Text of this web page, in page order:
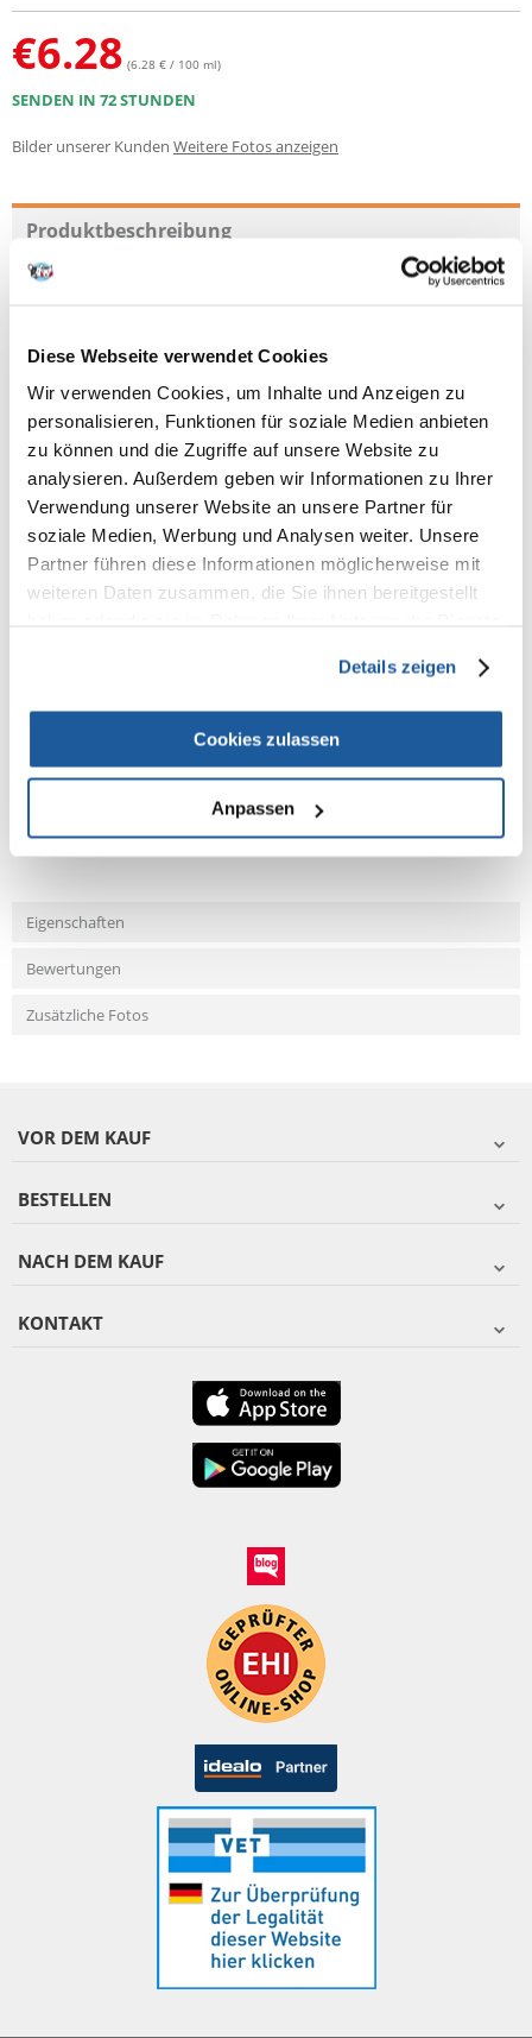
Diese Webseite verwendet Cookies
Wir verwenden Cookies, um Inhalte und Anzeigen zu
personalisieren, Funktionen für soziale Medien anbieten
zu können und die Zugriffe auf unsere Website zu
analysieren. Außerdem geben wir Informationen zu Ihrer
Verwendung unserer Website an unsere Partner für
soziale Medien, Werbung und Analysen weiter. Unsere
Partner führen diese Informationen möglicherweise mit
weiteren Daten zusammen, die Sie ihnen bereitgestellt
Details zeigen
Cookies zulassen
Anpassen
€6.28 (6.28 € / 100 ml)
SENDEN IN 72 STUNDEN
Bilder unserer Kunden Weitere Fotos anzeigen
Produktbeschreibung
Details
Sorgfältig und schonend sonnengetrocknet
Für eine artgerechte Fütterung mit hoher Geschmacksvielfalt
Die perfekte Nahrungsergänzung zu Tetra Hauptfuttersorten wie
TetraMin
Inhaltsstoffe
Sonnengetrocknete Wasserflöhe 100%.
Analytische Bestandteile
NEUE NACHRICHT
Fragen und Antworten (FAQ)
Eigenschaften
Bewertungen
Zusätzliche Fotos
VOR DEM KAUF
BESTELLEN
NACH DEM KAUF
KONTAKT